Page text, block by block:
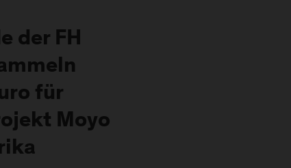
der FH
für
Moyo